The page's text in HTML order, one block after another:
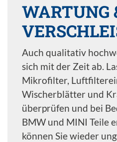
WARTUNG
Auch qualitativ
sich mit der Zeit ab.
Mikrofilter,
Wischerblätter und
überprüfen und bei
BMW und MINI Teile
können Sie wieder